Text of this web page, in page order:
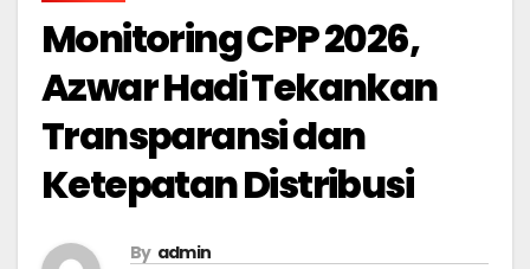
Monitoring CPP 2026,
Azwar Hadi Tekankan
Transparansi dan
Ketepatan Distribusi
By admin